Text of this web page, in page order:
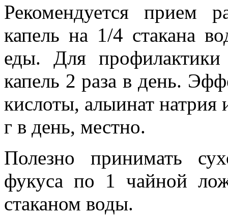
Рекомендуется прием
капель на 1/4 стакана
еды. Для
капель 2 раза в день.
кислоты, алыинат
г в день, местно.
Полезно принимать
фукуса по 1 чайной
стаканом воды.